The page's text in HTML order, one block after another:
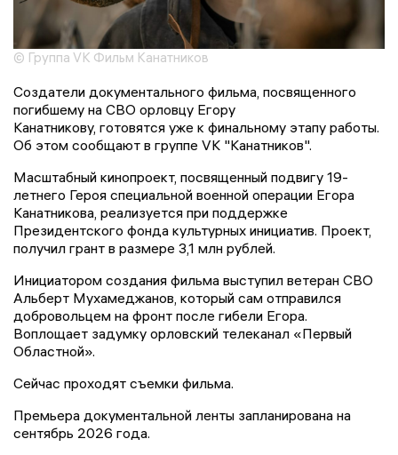
© Группа VK Фильм Канатников
Создатели документального фильма, посвященного
погибшему на СВО орловцу Егору
Канатникову, готовятся уже к финальному этапу работы.
Об этом сообщают в группе VK "Канатников".
Масштабный кинопроект, посвященный подвигу 19-
летнего Героя специальной военной операции Егора
Канатникова, реализуется при поддержке
Президентского фонда культурных инициатив. Проект,
получил грант в размере 3,1 млн рублей.
Инициатором создания фильма выступил ветеран СВО
Альберт Мухамеджанов, который сам отправился
добровольцем на фронт после гибели Егора.
Воплощает задумку орловский телеканал «Первый
Областной».
Сейчас проходят съемки фильма.
Премьера документальной ленты запланирована на
сентябрь 2026 года.